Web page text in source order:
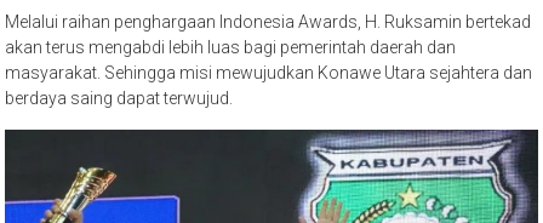
Melalui raihan penghargaan Indonesia Awards, H. Ruksamin bertekad
akan terus mengabdi lebih luas bagi pemerintah daerah dan
masyarakat. Sehingga misi mewujudkan Konawe Utara sejahtera dan
berdaya saing dapat terwujud.